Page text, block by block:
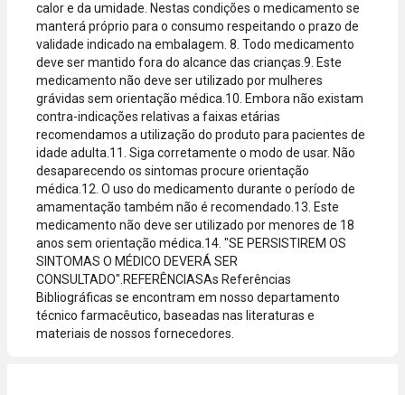
calor e da umidade. Nestas condições o medicamento se
manterá próprio para o consumo respeitando o prazo de
validade indicado na embalagem. 8. Todo medicamento
deve ser mantido fora do alcance das crianças.9. Este
medicamento não deve ser utilizado por mulheres
grávidas sem orientação médica.10. Embora não existam
contra-indicações relativas a faixas etárias
recomendamos a utilização do produto para pacientes de
idade adulta.11. Siga corretamente o modo de usar. Não
desaparecendo os sintomas procure orientação
médica.12. O uso do medicamento durante o período de
amamentação também não é recomendado.13. Este
medicamento não deve ser utilizado por menores de 18
anos sem orientação médica.14. "SE PERSISTIREM OS
SINTOMAS O MÉDICO DEVERÁ SER
CONSULTADO".REFERÊNCIASAs Referências
Bibliográficas se encontram em nosso departamento
técnico farmacêutico, baseadas nas literaturas e
materiais de nossos fornecedores.